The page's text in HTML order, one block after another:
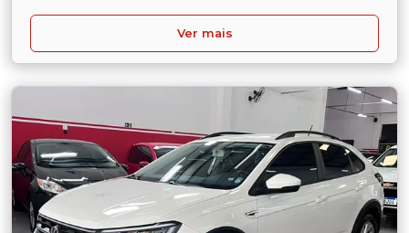
Ver mais